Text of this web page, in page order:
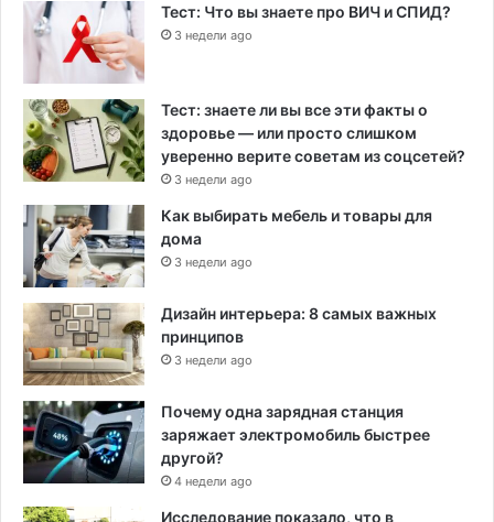
Тест: Что вы знаете про ВИЧ и СПИД?
3 недели ago
Тест: знаете ли вы все эти факты о
здоровье — или просто слишком
уверенно верите советам из соцсетей?
3 недели ago
Как выбирать мебель и товары для
дома
3 недели ago
Дизайн интерьера: 8 самых важных
принципов
3 недели ago
Почему одна зарядная станция
заряжает электромобиль быстрее
другой?
4 недели ago
Исследование показало, что в